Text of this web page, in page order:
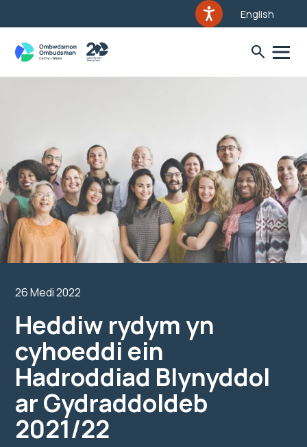
English
26 Medi 2022
Heddiw rydym yn
cyhoeddi ein
Hadroddiad Blynyddol
ar Gydraddoldeb
2021/22